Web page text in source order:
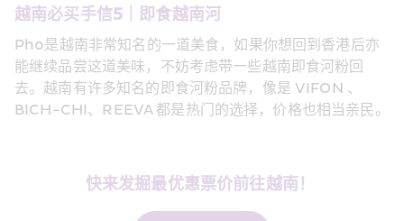
越南必买手信5｜即食越南河
Pho是越南非常知名的一道美食，如果你想回到香港后亦
能继续品尝这道美味，不妨考虑带一些越南即食河粉回
去。越南有许多知名的即食河粉品牌，像是 VIFON 、
快来发掘最优惠票价前往越南！